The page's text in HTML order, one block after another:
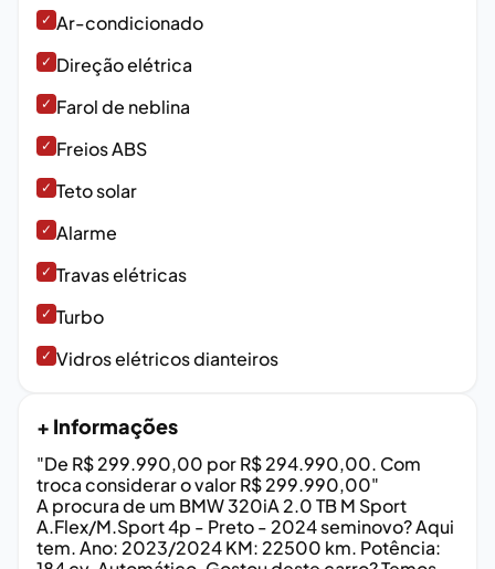
✓ Ar-condicionado
✓ Direção elétrica
✓ Farol de neblina
✓ Freios ABS
✓ Teto solar
✓ Alarme
✓ Travas elétricas
✓ Turbo
✓ Vidros elétricos dianteiros
+ Informações
"De R$ 299.990,00 por R$ 294.990,00. Com
troca considerar o valor R$ 299.990,00"
A procura de um BMW 320iA 2.0 TB M Sport
A.Flex/M.Sport 4p - Preto - 2024 seminovo? Aqui
tem. Ano: 2023/2024 KM: 22500 km. Potência: